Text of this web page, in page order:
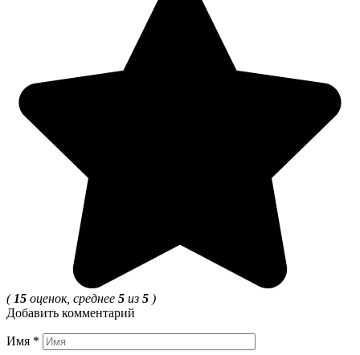
( 15 оценок, среднее 5 из 5 )
Добавить комментарий
Имя *